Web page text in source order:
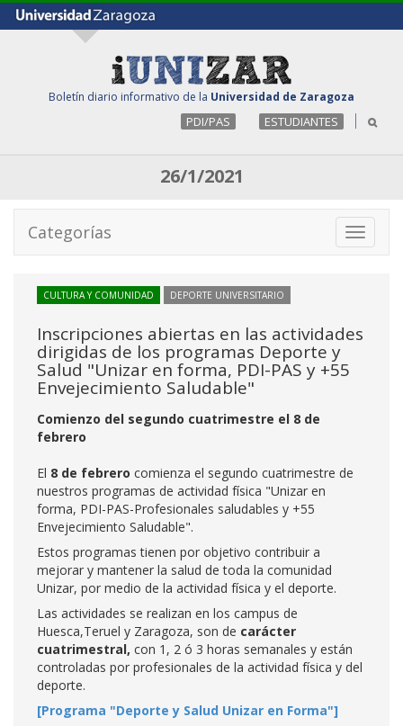
Boletín diario informativo de la Universidad de Zaragoza
PDI/PAS ESTUDIANTES
26/1/2021
Toggle
Categorías
CULTURA Y COMUNIDAD DEPORTE UNIVERSITARIO
Inscripciones abiertas en las actividades
dirigidas de los programas Deporte y
Salud "Unizar en forma, PDI-PAS y +55
Envejecimiento Saludable"
Comienzo del segundo cuatrimestre el 8 de
febrero
El 8 de febrero comienza el segundo cuatrimestre de
nuestros programas de actividad física "Unizar en
forma, PDI-PAS-Profesionales saludables y +55
Envejecimiento Saludable".
Estos programas tienen por objetivo contribuir a
mejorar y mantener la salud de toda la comunidad
Unizar, por medio de la actividad física y el deporte.
Las actividades se realizan en los campus de
Huesca,Teruel y Zaragoza, son de carácter
cuatrimestral, con 1, 2 ó 3 horas semanales y están
controladas por profesionales de la actividad física y del
deporte.
[Programa "Deporte y Salud Unizar en Forma"]